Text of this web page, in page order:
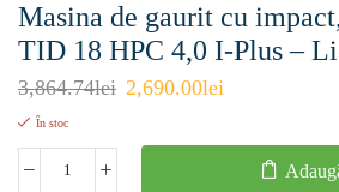
Masina de gaurit cu
TID 18 HPC 4,0 I-Plus –
3,864.74lei 2,690.00lei
În stoc